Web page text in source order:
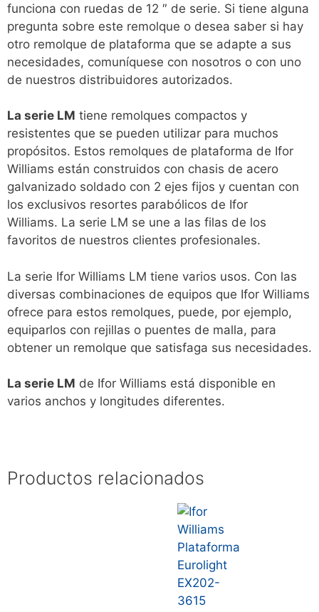
funciona con ruedas de 12 ″ de serie. Si tiene alguna
pregunta sobre este remolque o desea saber si hay
otro remolque de plataforma que se adapte a sus
necesidades, comuníquese con nosotros o con uno
de nuestros distribuidores autorizados.
La serie LM tiene remolques compactos y
resistentes que se pueden utilizar para muchos
propósitos. Estos remolques de plataforma de Ifor
Williams están construidos con chasis de acero
galvanizado soldado con 2 ejes fijos y cuentan con
los exclusivos resortes parabólicos de Ifor
Williams. La serie LM se une a las filas de los
favoritos de nuestros clientes profesionales.
La serie Ifor Williams LM tiene varios usos. Con las
diversas combinaciones de equipos que Ifor Williams
ofrece para estos remolques, puede, por ejemplo,
equiparlos con rejillas o puentes de malla, para
obtener un remolque que satisfaga sus necesidades.
La serie LM de Ifor Williams está disponible en
varios anchos y longitudes diferentes.
Productos relacionados